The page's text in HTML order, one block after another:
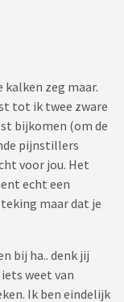
kalken zeg maar.
tot ik twee zware
bijkomen (om de
pijnstillers
voor jou. Het
echt een
maar dat je
bij ha.. denk jij
weet van
Ik ben eindelijk